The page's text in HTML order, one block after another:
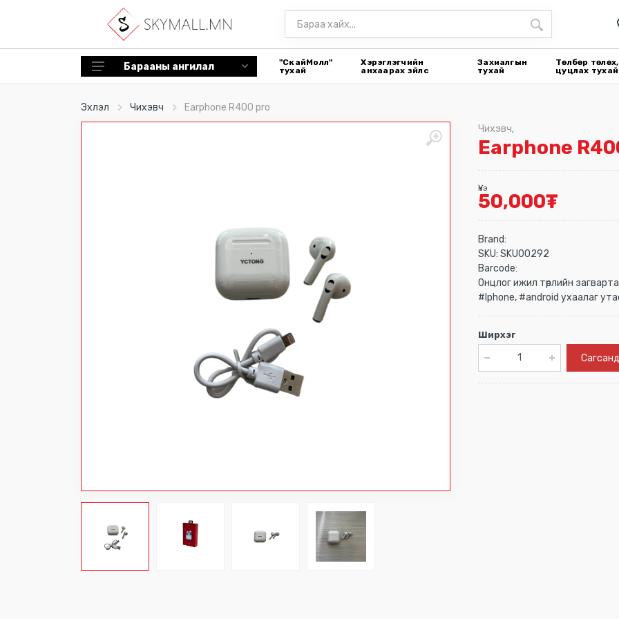
Ухаалаг цаг, дагалдах хэрэгсэл
Барааны ангилал
"СкайМолл"
тухай
Хэрэглэгчийн
анхаарах зүйлс
Захиалгын
тухай
Төлбөр
цуцлах тухай
Эхлэл Чихэвч
Earphone R400 pro
Чихэвч,
Earphone
Үнэ
50,000₮
Brand:
SKU: SKU00292
Barcode:
Онцлог ижил төрлийн
#Iphone, #android ухаалаг
Ширхэг